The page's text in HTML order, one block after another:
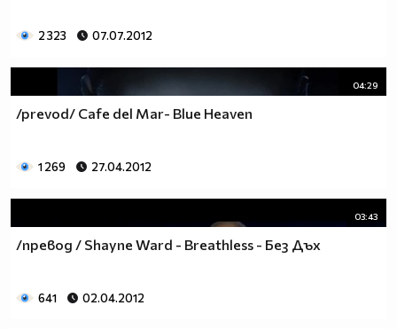
2 323 07.07.2012
04:29
/prevod/ Cafe del Mar- Blue Heaven
1 269 27.04.2012
03:43
/превод / Shayne Ward - Breathless - Без Дъх
641 02.04.2012